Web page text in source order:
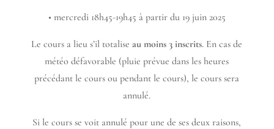
• mercredi 18h45-19h45 à partir du 19 juin 2025
Le cours a lieu s’il totaliseau moins 3 inscrits. En cas de
météo défavorable (pluie prévue dans les heures
précédant le cours ou pendant le cours), le cours sera
annulé.
Si le cours se voit annulépour une de ses deux raisons,